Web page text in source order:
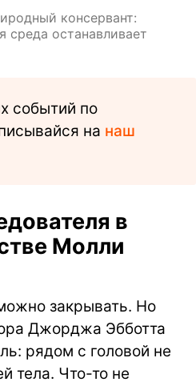
консервант:
среда останавливает
событий по
на наш
в
Молли
закрывать. Но
Джорджа Эбботта
рядом с головой не
тела. Что-то не